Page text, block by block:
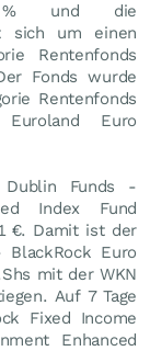
% und die
sich um einen
Rentenfonds
Fonds wurde
Rentenfonds
Euroland Euro
Dublin Funds -
Index Fund
€. Damit ist der
Euro
mit der WKN
Auf 7 Tage
Fixed Income
Enhanced